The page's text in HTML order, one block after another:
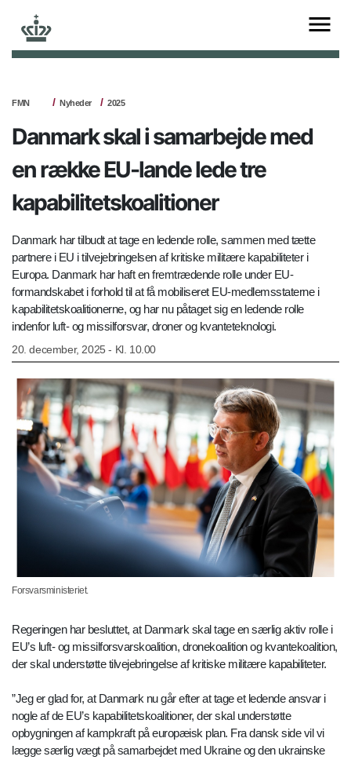
FMN Nyheder 2025
Danmark skal i samarbejde med
en række EU-lande lede tre
kapabilitetskoalitioner
Danmark har tilbudt at tage en ledende rolle, sammen med tætte
partnere i EU i tilvejebringelsen af kritiske militære kapabiliteter i
Europa. Danmark har haft en fremtrædende rolle under EU-
formandskabet i forhold til at få mobiliseret EU-medlemsstaterne i
kapabilitetskoalitionerne, og har nu påtaget sig en ledende rolle
indenfor luft- og missilforsvar, droner og kvanteteknologi.
20. december, 2025 - Kl. 10.00
Forsvarsministeriet.
Regeringen har besluttet, at Danmark skal tage en særlig aktiv rolle i
EU’s luft- og missilforsvarskoalition, dronekoalition og kvantekoalition,
der skal understøtte tilvejebringelse af kritiske militære kapabiliteter.
”Jeg er glad for, at Danmark nu går efter at tage et ledende ansvar i
nogle af de EU’s kapabilitetskoalitioner, der skal understøtte
opbygningen af kampkraft på europæisk plan. Fra dansk side vil vi
lægge særlig vægt på samarbejdet med Ukraine og den ukrainske